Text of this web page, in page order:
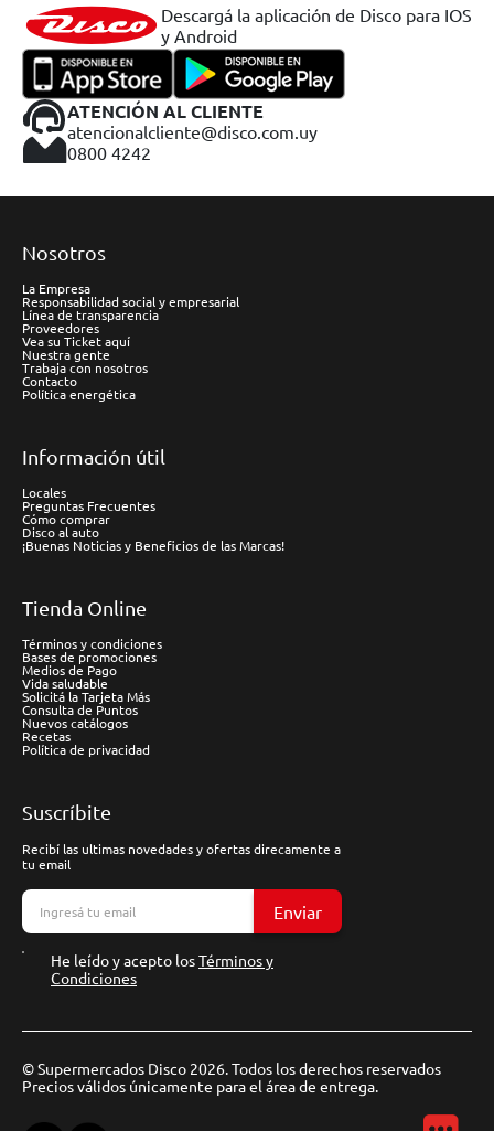
Descargá la aplicación de Disco para IOS
y Android
ATENCIÓN AL CLIENTE
atencionalcliente@disco.com.uy
0800 4242
Nosotros
La Empresa
Responsabilidad social y empresarial
Línea de transparencia
Proveedores
Vea su Ticket aquí
Nuestra gente
Trabaja con nosotros
Contacto
Política energética
Información útil
Locales
Preguntas Frecuentes
Cómo comprar
Disco al auto
¡Buenas Noticias y Beneficios de las Marcas!
Tienda Online
Términos y condiciones
Bases de promociones
Medios de Pago
Vida saludable
Solicitá la Tarjeta Más
Consulta de Puntos
Nuevos catálogos
Recetas
Política de privacidad
Suscríbite
Recibí las ultimas novedades y ofertas direcamente a
tu email
Enviar
He leído y acepto losTérminos y
Condiciones
© Supermercados Disco 2026. Todos los derechos reservados
Precios válidos únicamente para el área de entrega.